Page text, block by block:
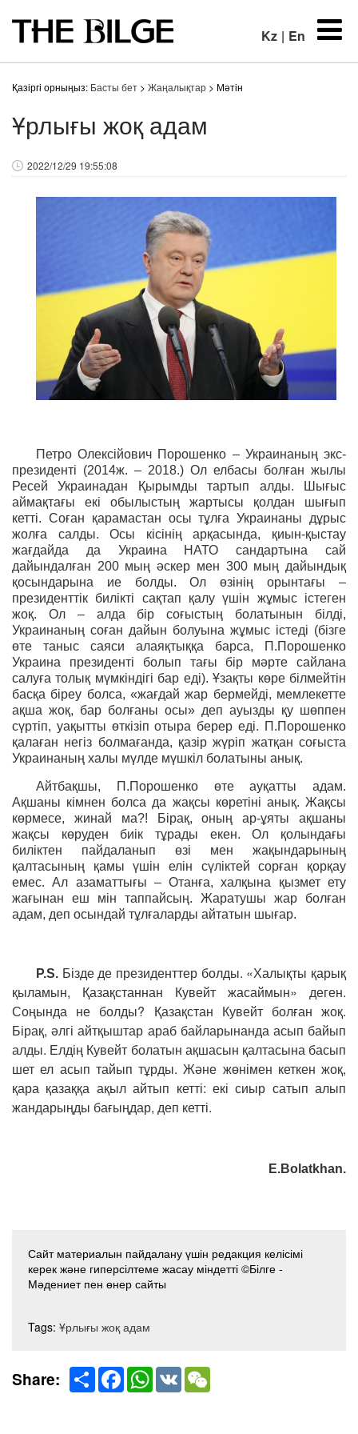
Kz | En
Қазіргі орныңыз: Басты бет > Жаңалықтар > Мәтін
Ұрлығы жоқ адам
2022/12/29 19:55:08
Петро Олексійович Порошенко – Украинаның экс-
президенті (2014ж. – 2018.) Ол елбасы болған жылы
Ресей Украинадан Қырымды тартып алды. Шығыс
аймақтағы екі обылыстың жартысы қолдан шығып
кетті. Соған қарамастан осы тұлға Украинаны дұрыс
жолға салды. Осы кісінің арқасында, қиын-қыстау
жағдайда да Украина НАТО сандартына сай
дайындалған 200 мың әскер мен 300 мың дайындық
қосындарына ие болды. Ол өзінің орынтағы –
президенттік билікті сақтап қалу үшін жұмыс істеген
жоқ. Ол – алда бір соғыстың болатынын білді,
Украинаның соған дайын болуына жұмыс істеді (бізге
өте таныс саяси алаяқтыққа барса, П.Порошенко
Украина президенті болып тағы бір мәрте сайланa
салуға толық мүмкіндігі бар еді). Ұзақты көре білмейтін
басқа біреу болса, «жағдай жар бермейді, мемлекетте
ақша жоқ, бар болғаны осы» деп ауызды қу шөппен
сүртіп, уaқытты өткізіп отыра берер еді. П.Порошенко
қалаған негіз болмағанда, қазір жүріп жатқан соғыста
Украинаның халы мүлде мүшкіл болатыны анық.
Айтбақшы, П.Порошенко өте ауқатты адам.
Ақшаны кімнен болса да жақсы көретіні анық. Жақсы
көрмесе, жинай ма?! Бірақ, оның ар-ұяты ақшаны
жақсы көруден биік тұрады екен. Ол қолындағы
биліктен пайдаланып өзі мен жақындарының
қалтасының қамы үшін елін сүліктей сорған қорқау
емес. Ал азаматтығы – Отанға, халқына қызмет ету
жағынан еш мін таппайсың. Жаратушы жар болған
адам, деп осындай тұлғаларды айтатын шығар.
P.S. Бізде де президенттер болды. «Халықты қарық
қыламын, Қазақстаннан Кувейт жасаймын» деген.
Соңында не болды? Қазақстан
Кувейтболған жоқ.
Бірақ, әлгі айтқыштар араб байларынанда асып байып
алды. Елдің Кувейт болатын ақшасын қалтасына басып
шет ел асып тайып тұрды. Және жөнімен кеткен жоқ,
қара қазаққа ақыл айтып кетті: екі сиыр сатып алып
жандарыңды бағыңдар, деп кетті.
E.Bolatkhan.
Сайт материалын пайдалану үшін редакция келісімі
керек және гиперсілтеме жасау міндетті ©Білге -
Мәдениет пен өнер сайты
Tags: Ұрлығы жоқ адам
Share: Share FacebookWhatsApp
VK